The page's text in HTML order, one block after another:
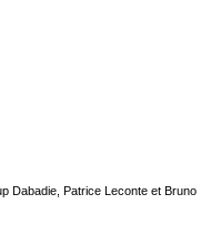
Dabadie, Patrice Leconte et Bruno